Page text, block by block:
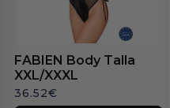
FABIEN Body Talla
XXL/XXXL
36.52€